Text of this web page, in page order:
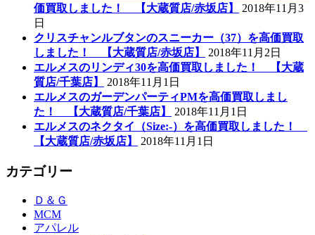
価買取しました！ 【大蔵質店/赤坂店】
2018年11月3
日
クリスチャンルブタンのスニーカー（37）を高価買取
しました！ 【大蔵質店/赤坂店】
2018年11月2日
エルメスのリンディ30を高価買取しました！ 【大蔵
質店/千葉店】
2018年11月1日
エルメスのガーデンパーティPMを高価買取しまし
た！ 【大蔵質店/千葉店】
2018年11月1日
エルメスのネクタイ（Size:-）を高価買取しました！
【大蔵質店/赤坂店】
2018年11月1日
カテゴリー
Ｄ＆Ｇ
MCM
アパレル